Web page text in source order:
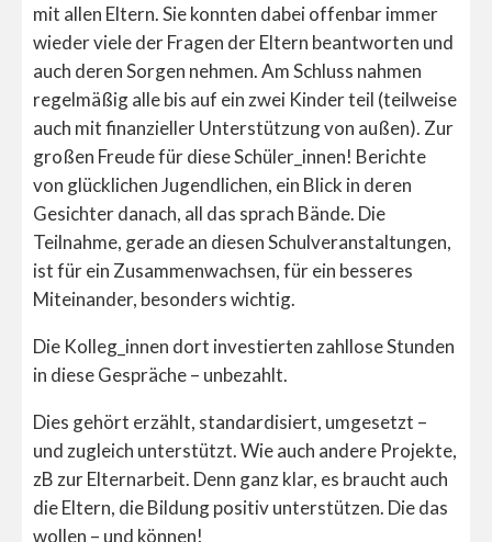
mit allen Eltern. Sie konnten dabei offenbar immer
wieder viele der Fragen der Eltern beantworten und
auch deren Sorgen nehmen. Am Schluss nahmen
regelmäßig alle bis auf ein zwei Kinder teil (teilweise
auch mit finanzieller Unterstützung von außen). Zur
großen Freude für diese Schüler_innen! Berichte
von glücklichen Jugendlichen, ein Blick in deren
Gesichter danach, all das sprach Bände. Die
Teilnahme, gerade an diesen Schulveranstaltungen,
ist für ein Zusammenwachsen, für ein besseres
Miteinander, besonders wichtig.
Die Kolleg_innen dort investierten zahllose Stunden
in diese Gespräche – unbezahlt.
Dies gehört erzählt, standardisiert, umgesetzt –
und zugleich unterstützt. Wie auch andere Projekte,
zB zur Elternarbeit. Denn ganz klar, es braucht auch
die Eltern, die Bildung positiv unterstützen. Die das
wollen – und können!